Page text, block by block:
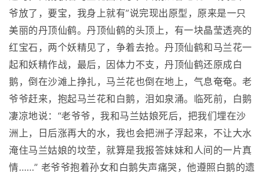
爷放了，要宝，我身上就有”说完现出原型，原来是一只
美丽的丹顶仙鹤。丹顶仙鹤的头顶上，有一块晶莹透亮的
红宝石，两个妖精见了，争着去抢。丹顶仙鹤和马兰花一
起和妖精作战，最后，因体力不支，丹顶仙鹤还原成白
鹅，倒在沙滩上挣扎，马兰花也倒在地上，气息奄奄。老
爷爷赶来，抱起马兰花和白鹅，泪如泉涌。临死前，白鹅
凄凉地说：“老爷爷，我和马兰姑娘死后，把我们埋在沙
洲上，日后涨再大的水，我也会把洲子浮起来，不让大水
淹住马兰姑娘的坟茔，就算是我报答妹妹和人间的一片真
情……” 老爷爷抱着孙女和白鹅失声痛哭，他遵照白鹅的遗